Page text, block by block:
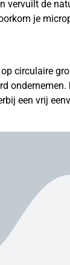
vervuilt de
je
circulaire
ondernemen.
een vrij